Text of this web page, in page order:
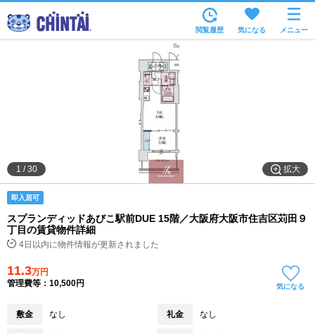
沿線・駅から
住所から
家賃相場から
物件特集から
不動産会社から
閲覧履歴 気になる メニュー
拡大
1 /30
即入居可
スプランディッドあびこ駅前DUE 15階／大阪府大阪市住吉区苅田９
丁目の賃貸物件詳細
4日以内に物件情報が更新されました
11.3万円
管理費等：10,500円
気になる
敷金 なし 礼金 なし